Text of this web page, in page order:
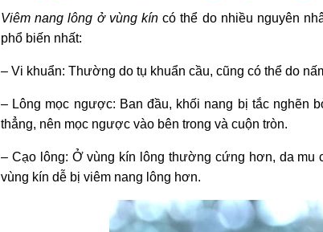
Viêm nang lông ở vùng kín có thể do nhiều nguyên
phổ biến nhất:
– Vi khuẩn: Thường do tụ khuẩn cầu, cũng có thể do
– Lông mọc ngược: Ban đầu, khối nang bị tắc nghẽn
thẳng, nên mọc ngược vào bên trong và cuộn tròn.
– Cạo lông: Ở vùng kín lông thường cứng hơn, da mu
vùng kín dễ bị viêm nang lông hơn.